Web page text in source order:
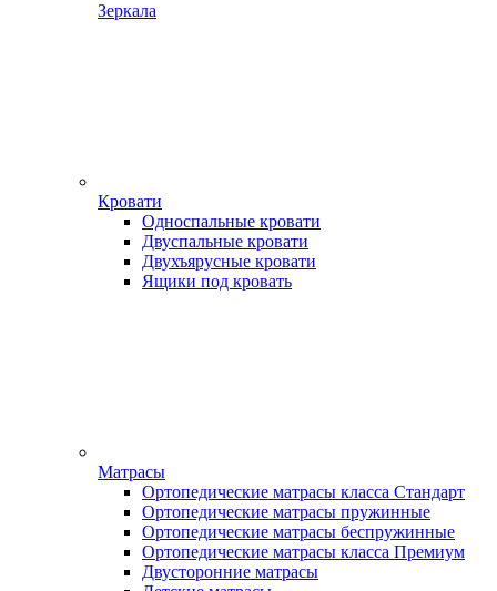
Зеркала
Кровати
Односпальные кровати
Двуспальные кровати
Двухъярусные кровати
Ящики под кровать
Матрасы
Ортопедические матрасы класса Стандарт
Ортопедические матрасы пружинные
Ортопедические матрасы беспружинные
Ортопедические матрасы класса Премиум
Двусторонние матрасы